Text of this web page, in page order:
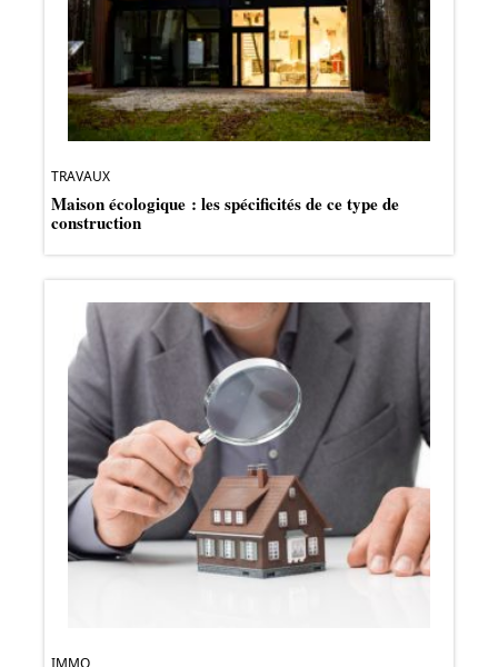
TRAVAUX
Maison écologique : les spécificités de ce type de
construction